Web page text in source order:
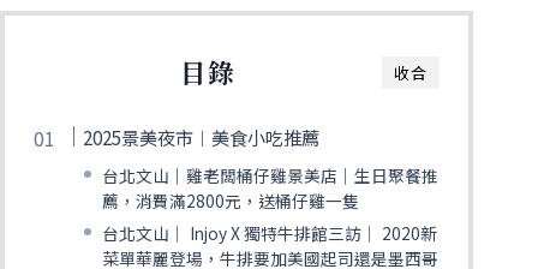
收合
目錄
2025景美夜市︱美食小吃推薦
台北文山｜雞老闆桶仔雞景美店｜生日聚餐推
薦，消費滿2800元，送桶仔雞一隻
台北文山│ Injoy X 獨特牛排館三訪│ 2020新
菜單華麗登場，牛排要加美國起司還是墨西哥